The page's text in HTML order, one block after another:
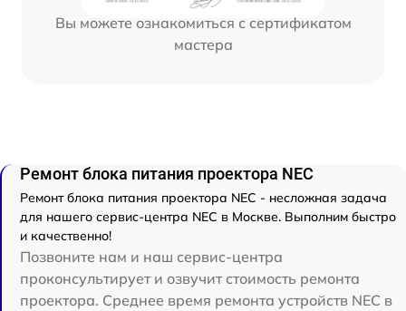
Вы можете ознакомиться с сертификатом
мастера
Ремонт блока питания проектора NEC
Ремонт блока питания проектора NEC - несложная задача
для нашего сервис-центра NEC в Москве. Выполним быстро
и качественно!
Позвоните нам и наш сервис-центра
проконсультирует и озвучит стоимость ремонта
проектора. Среднее время ремонта устройств NEC в